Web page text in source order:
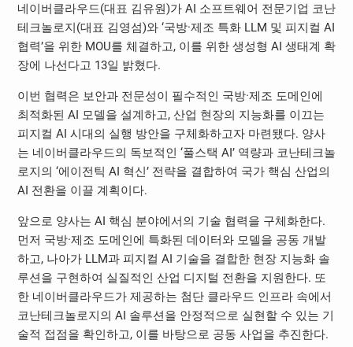
네이버클라우드(대표 김유원)가 AI 소프트웨어 전문기업 코난
테크놀로지(대표 김영섬)와 ‘국방·제조 특화 LLM 및 피지컬 AI
협력’을 위한 MOU를 체결하고, 이를 위한 생성형 AI 생태계 확
장에 나선다고 13일 밝혔다.
이번 협력은 보안과 전문성이 필수적인 국방·제조 도메인에
최적화된 AI 모델을 설계하고, 산업 현장의 지능화를 이끄는
피지컬 AI 시대의 실행 방안을 구체화하고자 마련됐다. 양사
는 네이버클라우드의 독보적인 ‘풀스택 AI’ 역량과 코난테크놀
로지의 ‘에이전틱 AI 혁신’ 전략을 결합하여 국가 핵심 산업의
AI 전환을 이끌 계획이다.
앞으로 양사는 AI 핵심 분야에서의 기술 협력을 구체화한다.
먼저 국방·제조 도메인에 특화된 데이터와 모델을 공동 개발
하고, 나아가 LLM과 피지컬 AI 기술을 결합한 현장 지능화 솔
루션을 구현하여 실질적인 산업 디지털 전환을 지원한다. 또
한 네이버클라우드가 제공하는 첨단 클라우드 인프라 속에서
코난테크놀로지의 AI 솔루션을 안정적으로 실현할 수 있는 기
술적 접점을 확인하고, 이를 바탕으로 공동 사업을 추진한다.